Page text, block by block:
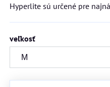
Hyperlite sú určené pre
veľkosť